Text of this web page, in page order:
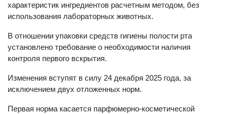
характеристик ингредиентов расчетным методом, без
использования лабораторных животных.
В отношении упаковки средств гигиены полости рта
установлено требование о необходимости наличия
контроля первого вскрытия.
Изменения вступят в силу 24 декабря 2025 года, за
исключением двух отложенных норм.
Первая норма касается парфюмерно-косметической